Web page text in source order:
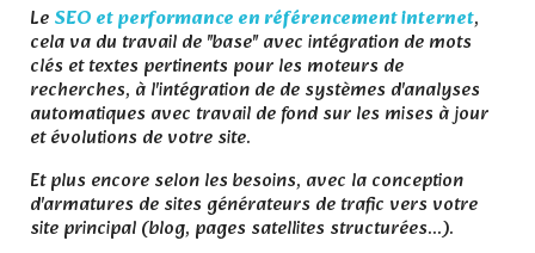
LeSEO et performance en référencement internet,
cela va du travail de "base" avec intégration de mots
clés et textes pertinents pour les moteurs de
recherches, à l'intégration de de systèmes d'analyses
automatiques avec travail de fond sur les mises à jour
et évolutions de votre site.
Et plus encore selon les besoins, avec la conception
d'armatures de sites générateurs de trafic vers votre
site principal (blog, pages satellites structurées...).